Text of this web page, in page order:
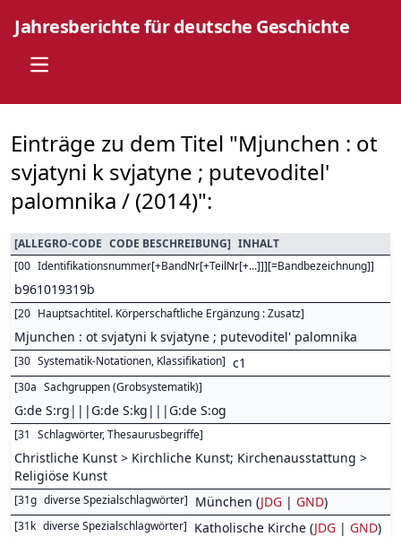
Jahresberichte für deutsche Geschichte
Open main menu
Einträge zu dem Titel "Mjunchen : ot
svjatyni k svjatyne ; putevoditel'
palomnika / (2014)":
[ALLEGRO-CODE CODE BESCHREIBUNG] INHALT
[00 Identifikationsnummer[+BandNr[+TeilNr[+...]]][=Bandbezeichnung]]
b961019319b
[20 Hauptsachtitel. Körperschaftliche Ergänzung : Zusatz]
Mjunchen : ot svjatyni k svjatyne ; putevoditel' palomnika
[30 Systematik-Notationen, Klassifikation] c1
[30a Sachgruppen (Grobsystematik)]
G:de S:rg|||G:de S:kg|||G:de S:og
[31 Schlagwörter, Thesaurusbegriffe]
Christliche Kunst > Kirchliche Kunst; Kirchenausstattung >
Religiöse Kunst
[31g diverse Spezialschlagwörter] München (JDG | GND)
[31k diverse Spezialschlagwörter] Katholische Kirche (JDG | GND)